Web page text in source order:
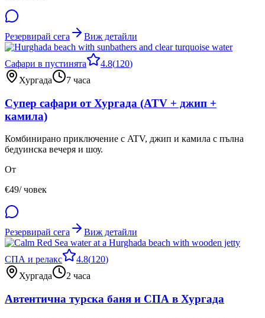
Резервирай сега Виж детайли
Сафари в пустинята 4.8(120)
Хургада
7 часа
Супер сафари от Хургада (ATV + джип +
камила)
Комбинирано приключение с ATV, джип и камила с пълна
бедуинска вечеря и шоу.
От
€49/ човек
Резервирай сега Виж детайли
СПА и релакс 4.8(120)
Хургада
2 часа
Автентична турска баня и СПА в Хургада